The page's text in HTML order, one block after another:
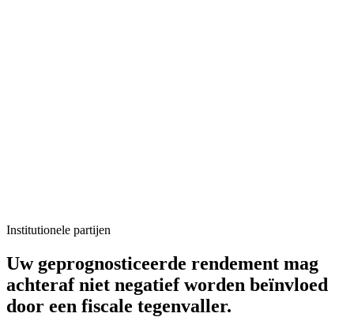
Institutionele partijen
Uw geprognosticeerde rendement mag
achteraf niet negatief worden beïnvloed
door een fiscale tegenvaller.